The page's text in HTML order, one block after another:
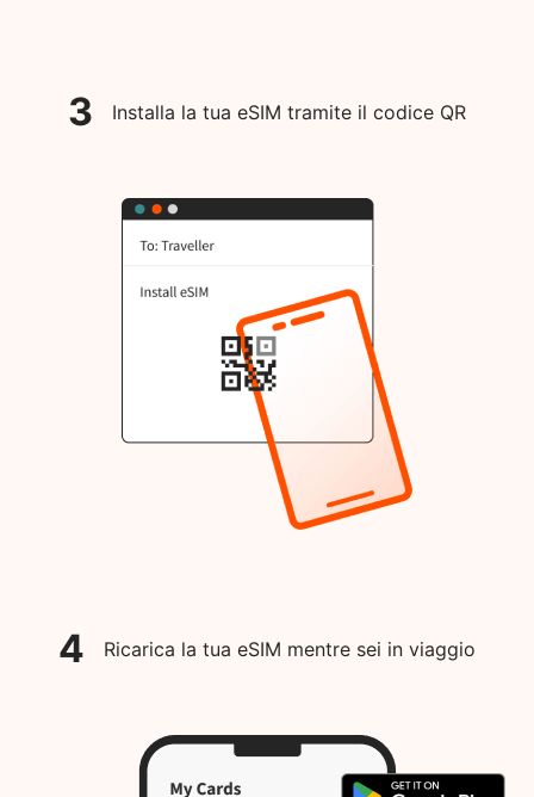
3 Installa la tua eSIM tramite il codice QR
4 Ricarica la tua eSIM mentre sei in viaggio